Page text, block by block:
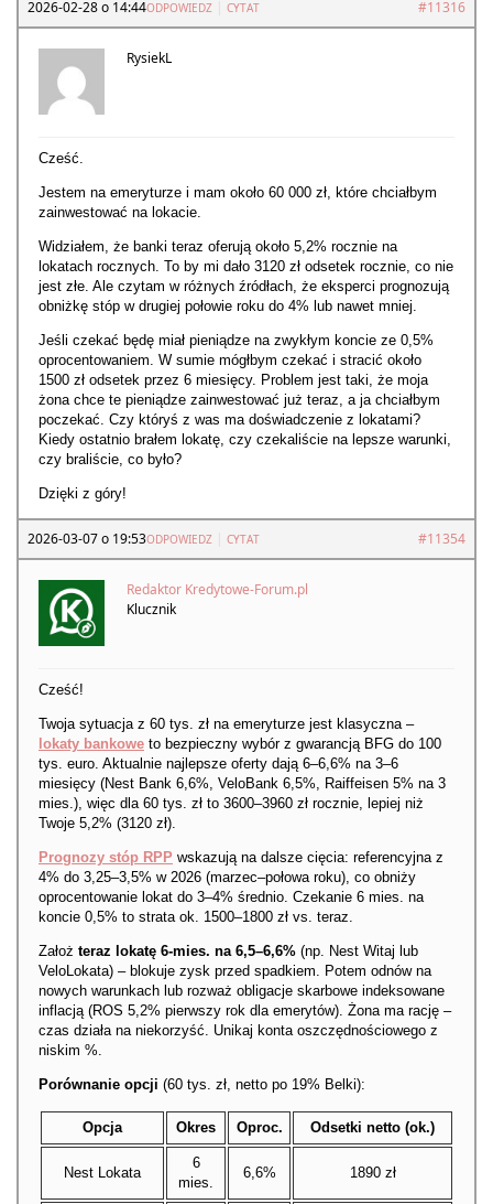
2026-02-28 o 14:44 #11316
ODPOWIEDZ CYTAT
RysiekL
Cześć.
Jestem na emeryturze i mam około 60 000 zł, które chciałbym
zainwestować na lokacie.
Widziałem, że banki teraz oferują około 5,2% rocznie na
lokatach rocznych. To by mi dało 3120 zł odsetek rocznie, co nie
jest złe. Ale czytam w różnych źródłach, że eksperci prognozują
obniżkę stóp w drugiej połowie roku do 4% lub nawet mniej.
Jeśli czekać będę miał pieniądze na zwykłym koncie ze 0,5%
oprocentowaniem. W sumie mógłbym czekać i stracić około
1500 zł odsetek przez 6 miesięcy. Problem jest taki, że moja
żona chce te pieniądze zainwestować już teraz, a ja chciałbym
poczekać. Czy któryś z was ma doświadczenie z lokatami?
Kiedy ostatnio brałem lokatę, czy czekaliście na lepsze warunki,
czy braliście, co było?
Dzięki z góry!
2026-03-07 o 19:53 #11354
ODPOWIEDZ CYTAT
Redaktor Kredytowe-Forum.pl
Klucznik
Cześć!
Twoja sytuacja z 60 tys. zł na emeryturze jest klasyczna –
lokaty bankowe to bezpieczny wybór z gwarancją BFG do 100
tys. euro. Aktualnie najlepsze oferty dają 6–6,6% na 3–6
miesięcy (Nest Bank 6,6%, VeloBank 6,5%, Raiffeisen 5% na 3
mies.), więc dla 60 tys. zł to 3600–3960 zł rocznie, lepiej niż
Twoje 5,2% (3120 zł).
Prognozy stóp RPP wskazują na dalsze cięcia: referencyjna z
4% do 3,25–3,5% w 2026 (marzec–połowa roku), co obniży
oprocentowanie lokat do 3–4% średnio. Czekanie 6 mies. na
koncie 0,5% to strata ok. 1500–1800 zł vs. teraz.
Założ teraz lokatę 6-mies. na 6,5–6,6% (np. Nest Witaj lub
VeloLokata) – blokuje zysk przed spadkiem. Potem odnów na
nowych warunkach lub rozważ obligacje skarbowe indeksowane
inflacją (ROS 5,2% pierwszy rok dla emerytów). Żona ma rację –
czas działa na niekorzyść. Unikaj konta oszczędnościowego z
niskim %.
Porównanie opcji (60 tys. zł, netto po 19% Belki):
Opcja Okres Oproc. Odsetki netto (ok.)
Nest Lokata
6
mies.
6,6% 1890 zł